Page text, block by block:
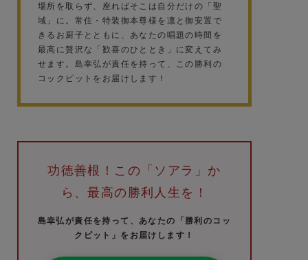
場所を取らず、座ればそこは自分だけの「聖
域」に。常住・特装御本尊様を凛と御安置で
きるお厨子とともに、あなたの唱題の時間を
最高に贅沢な「歓喜のひととき」に変えてみ
せます。島幸弘が責任を持って、この勝利の
コックピットをお届けします！
功徳善根！この「ソアラ」か
ら、最高の勝利人生を！
島幸弘が責任を持って、あなたの「勝利のコッ
クピット」をお届けします！